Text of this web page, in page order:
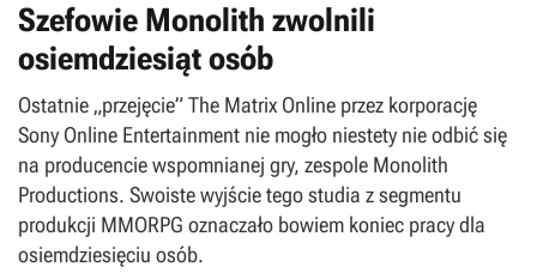
Szefowie Monolith zwolnili
osiemdziesiąt osób
Ostatnie „przejęcie” The Matrix Online przez korporację
Sony Online Entertainment nie mogło niestety nie odbić się
na producencie wspomnianej gry, zespole Monolith
Productions. Swoiste wyjście tego studia z segmentu
produkcji MMORPG oznaczało bowiem koniec pracy dla
osiemdziesięciu osób.